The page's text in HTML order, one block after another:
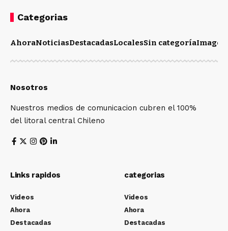
Categorias
AhoraNoticiasDestacadasLocalesSin categoríaImagen
Nosotros
Nuestros medios de comunicacion cubren el 100%
del litoral central Chileno
Links rapidos
Videos
Ahora
Destacadas
categorias
Videos
Ahora
Destacadas